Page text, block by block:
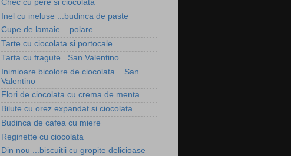
Chec cu pere si ciocolata
Inel cu ineluse ...budinca de paste
Cupe de lamaie ...polare
Tarte cu ciocolata si portocale
Tarta cu fragute...San Valentino
Inimioare bicolore de ciocolata ...San
Valentino
Flori de ciocolata cu crema de menta
Bilute cu orez expandat si ciocolata
Budinca de cafea cu miere
Reginette cu ciocolata
Din nou ...biscuitii cu gropite delicioase